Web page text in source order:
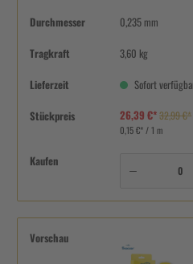
Durchmesser 0,235 mm
Tragkraft 3,60 kg
Lieferzeit Sofort
Stückpreis 26,39 €*32,99 €*
0,15 €* / 1 m
Kaufen
Vorschau